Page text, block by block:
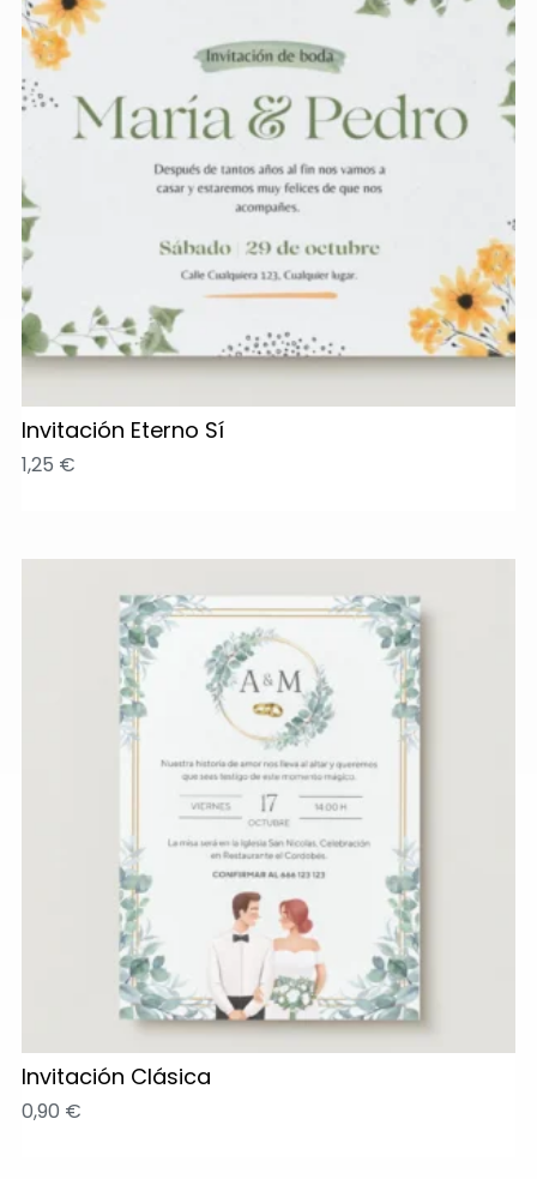
Invitación Eterno Sí
1,25 €
Invitación Clásica
0,90 €